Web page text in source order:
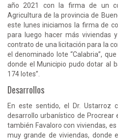
año 2021 con la firma de un
Agricultura de la provincia de
este lunes iniciamos la firma de
para luego hacer más viviendas
contrato de una licitación para la
el denominado lote “Calabria”,
donde el Municipio pudo dotar al
174 lotes”.
Desarrollos
En este sentido, el Dr. Ustarroz
desarrollo urbanístico de Procrear
también Favaloro con viviendas,
muy grande de viviendas, donde